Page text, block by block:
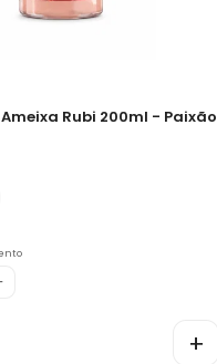
Rubi 200ml - Paixão
+